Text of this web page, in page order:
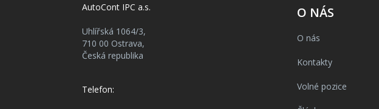
AutoCont IPC a.s.
Uhlířská 1064/3,
710 00 Ostrava,
Česká republika
Telefon:
O NÁS
O nás
Kontakty
Volné pozice